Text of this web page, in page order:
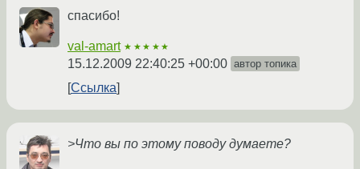
спасибо!
val-amart ★★★★★
15.12.2009 22:40:25 +00:00 автор топика
Ссылка
>Что вы по этому поводу думаете?